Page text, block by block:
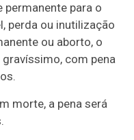
permanente para o
perda ou inutilização
ou aborto, o
com pena
morte, a pena será